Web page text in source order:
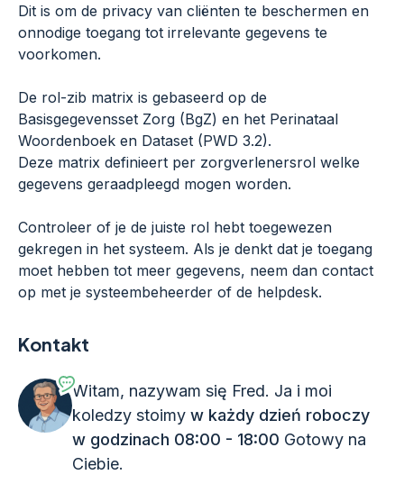
Dit is om de privacy van cliënten te beschermen en
onnodige toegang tot irrelevante gegevens te
voorkomen.
De rol-zib matrix is gebaseerd op de
Basisgegevensset Zorg (BgZ) en het Perinataal
Woordenboek en Dataset (PWD 3.2).
Deze matrix definieert per zorgverlenersrol welke
gegevens geraadpleegd mogen worden.
Controleer of je de juiste rol hebt toegewezen
gekregen in het systeem. Als je denkt dat je toegang
moet hebben tot meer gegevens, neem dan contact
op met je systeembeheerder of de helpdesk.
Kontakt
Witam, nazywam się Fred. Ja i moi
koledzy stoimy w każdy dzień roboczy
w godzinach 08:00 - 18:00 Gotowy na
Ciebie.